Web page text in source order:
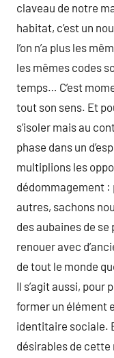
claveau de notre
habitat, c’est un
l’on n’a plus les
les mêmes codes
temps… C’est
tout son sens. Et
s’isoler mais au
phase dans un
multiplions les
dédommagement
autres, sachons
des aubaines de
renouer avec
de tout le monde
Il s’agit aussi, pour
former un élément
identitaire sociale.
désirables de cette